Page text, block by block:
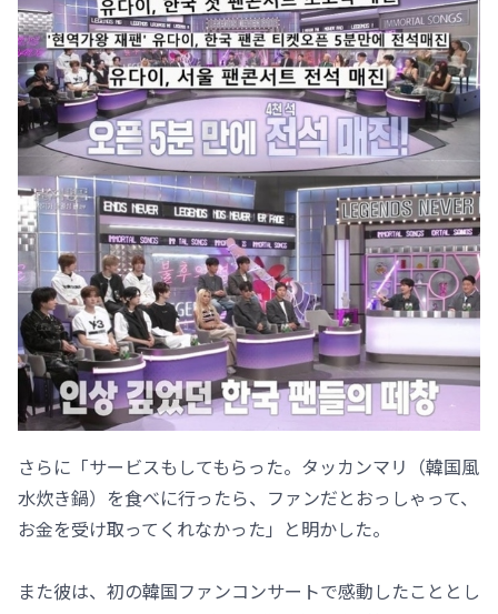
さらに「サービスもしてもらった。タッカンマリ（韓国風
水炊き鍋）を食べに行ったら、ファンだとおっしゃって、
お金を受け取ってくれなかった」と明かした。
また彼は、初の韓国ファンコンサートで感動したこととし